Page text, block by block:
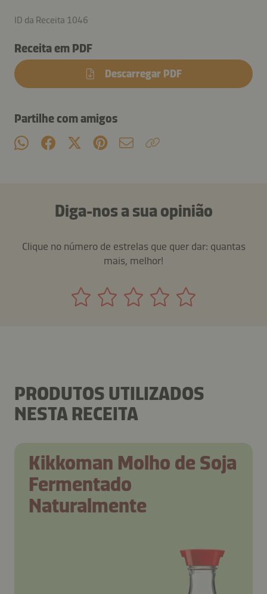
ID da Receita 1046
Receita em PDF
Descarregar PDF
Partilhe com amigos
Diga-nos a sua opinião
Clique no número de estrelas que quer dar: quantas
mais, melhor!
PRODUTOS UTILIZADOS
NESTA RECEITA
Kikkoman Molho de Soja
Fermentado
Naturalmente